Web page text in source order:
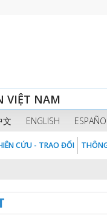
VIỆT NAM
文 ENGLISH
CỨU - TRAO ĐỔI